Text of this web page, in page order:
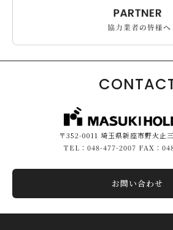
〒352-0011 埼玉県新座市野火止
TEL：048-477-2007 FAX：
お問い合わせ